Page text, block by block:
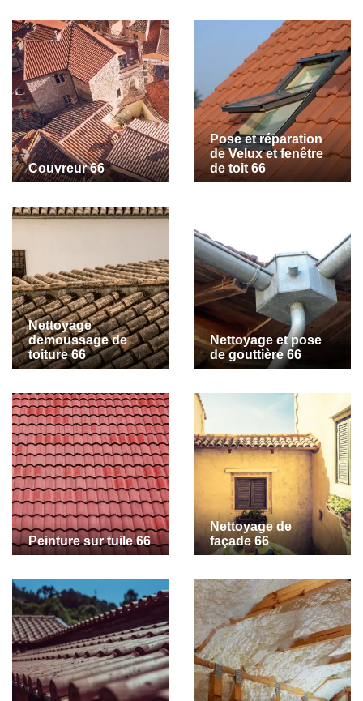
Couvreur 66
Pose et réparation
de Velux et fenêtre
de toit 66
Nettoyage
demoussage de
toiture 66
Nettoyage et pose
de gouttière 66
Peinture sur tuile 66
Nettoyage de
façade 66